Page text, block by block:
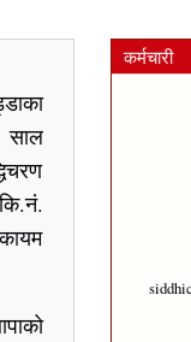
साल
कर्मचारी